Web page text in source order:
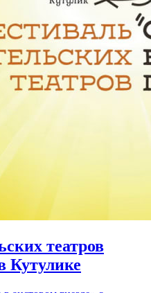
театров
Кутулике